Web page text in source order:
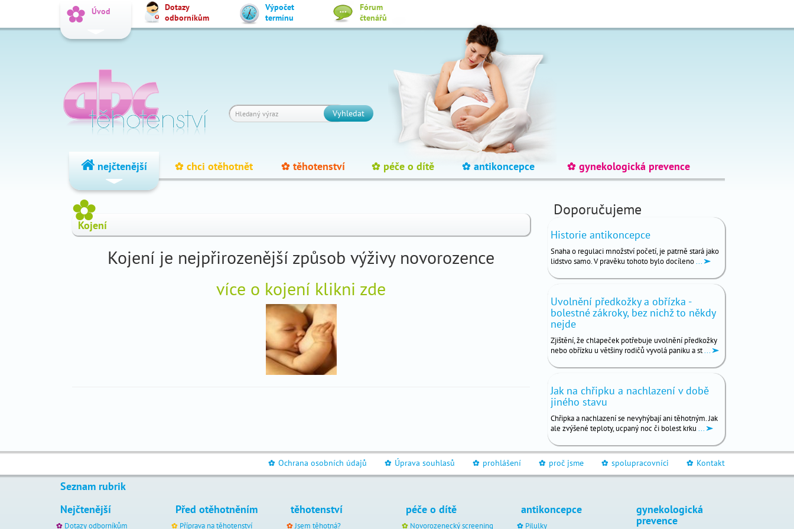
o
dítě
novorozenecký
_ Úvod
Dotazy
odborníkům
Výpočet
termínu
Fórum
čtenářů
Vyhledat
nejčtenější _ chci otěhotnět _ těhotenství _ péče o dítě _ antikoncepce _ gynekologická prevence
_
Kojení
Kojení je nejpřirozenější způsob výživy novorozence
více o kojení klikni zde
Doporučujeme
Historie antikoncepce
Snaha o regulaci množství početí, je patrně stará jako
lidstvo samo. V pravěku tohoto bylo docíleno...
Uvolnění předkožky a obřízka -
bolestné zákroky, bez nichž to někdy
nejde
Zjištění, že chlapeček potřebuje uvolnění předkožky
nebo obřízku u většiny rodičů vyvolá paniku a st...
Jak na chřipku a nachlazení v době
jiného stavu
Chřipka a nachlazení se nevyhýbají ani těhotným. Jak
ale zvýšené teploty, ucpaný noc či bolest krku ...
_ Ochrana osobních údajů _ Úprava souhlasů _ prohlášení _ proč jsme _ spolupracovníci _ Kontakt
Seznam rubrik
Nejčtenější
Dotazy odborníkům
Před otěhotněním
Příprava na těhotenství
těhotenství
Jsem těhotná?
péče o dítě
Novorozenecký screening
antikoncepce
Pilulky
gynekologická
prevence